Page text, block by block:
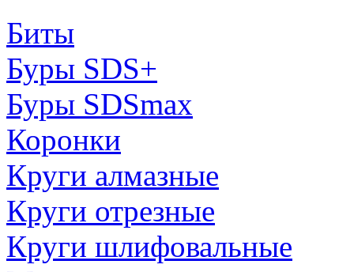
Биты
Буры SDS+
Буры SDSmax
Коронки
Круги алмазные
Круги отрезные
Круги шлифовальные